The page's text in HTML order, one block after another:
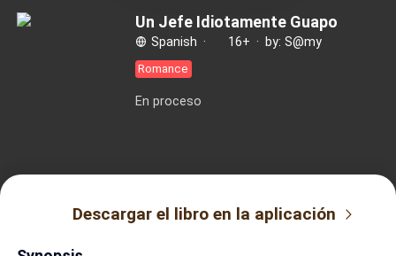
Un Jefe Idiotamente Guapo
Spanish · 16+ · by: S@my
Romance
En proceso
Descargar el libro en la aplicación